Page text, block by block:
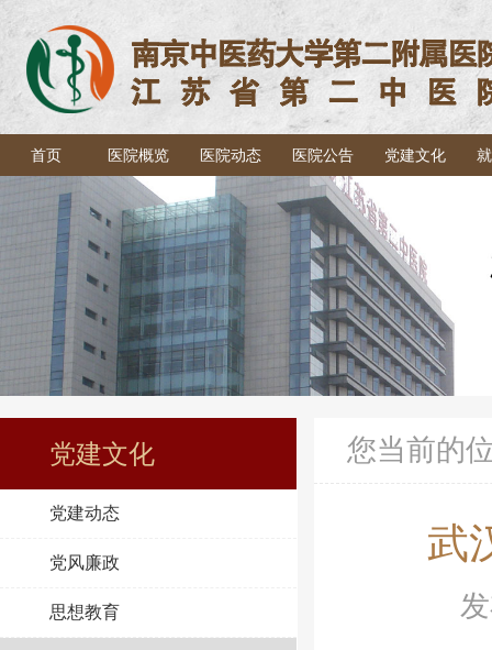
首页 医院概览 医院动态 医院公告 党建文化
党建文化
党建动态
党风廉政
思想教育
您当前的
武